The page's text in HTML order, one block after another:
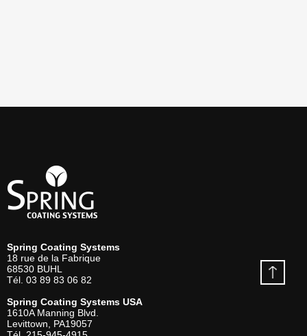
Spring Coating Systems
18 rue de la Fabrique
68530 BUHL
Tél. 03 89 83 06 82
Spring Coating Systems USA
1610A Manning Blvd.
Levittown, PA19057